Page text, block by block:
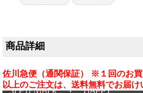
商品詳細
佐川急便（通関保証） ※１回のお
以上のご注文は、送料無料でお届け